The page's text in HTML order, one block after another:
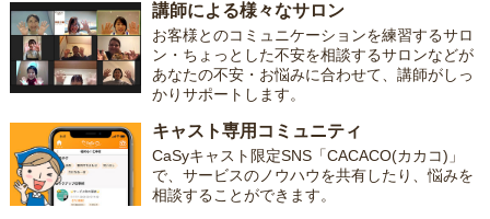
講師による様々なサロン
お客様とのコミュニケーションを練習するサロ
ン・ちょっとした不安を相談するサロンなどが
あなたの不安・お悩みに合わせて、講師がしっ
かりサポートします。
キャスト専用コミュニティ
CaSyキャスト限定SNS「CACACO(カカコ)」
で、サービスのノウハウを共有したり、悩みを
相談することができます。